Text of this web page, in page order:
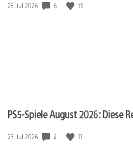
Veröffentlichungsdatum:
28. Jul 2026 6 13
PS5-Spiele August 2026: Diese
Veröffentlichungsdatum:
23. Jul 2026 2 11